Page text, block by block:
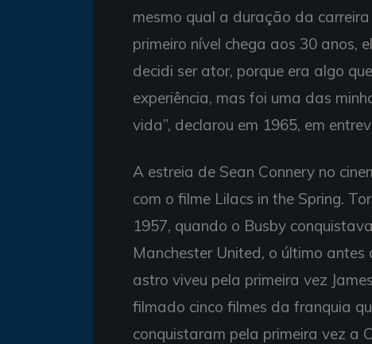
mesmo qual a duração da
primeiro nível chega aos 30 anos,
decidi ser ator, porque era algo
experiência, mas foi uma das
vida”, declarou em 1965, em
A estreia de Sean Connery no
com o filme Lilacs in the Spring.
1957, quando o Busby
Manchester United, o último
astro viveu pela primeira vez
filmado cinco filmes da franquia
conquistaram pela primeira vez a